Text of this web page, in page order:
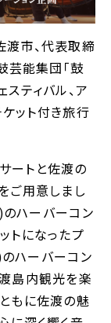
市、代表取締
芸能集団「鼓
ティバル、ア
ケット付き旅行
ートと佐渡の
ご用意しまし
のハーバーコン
トになったプ
のハーバーコン
島内観光を楽
もに佐渡の魅